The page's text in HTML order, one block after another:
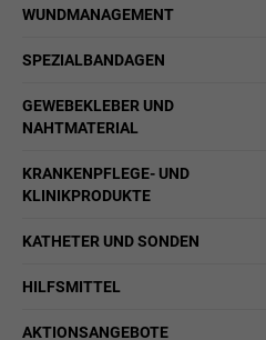
WUNDMANAGEMENT
SPEZIALBANDAGEN
GEWEBEKLEBER UND
NAHTMATERIAL
KRANKENPFLEGE- UND
KLINIKPRODUKTE
KATHETER UND SONDEN
HILFSMITTEL
AKTIONSANGEBOTE